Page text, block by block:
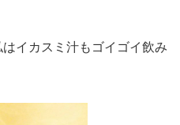
イカスミ汁もゴイゴイ飲み